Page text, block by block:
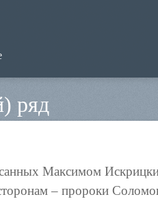
ряд
Максимом
– пророки